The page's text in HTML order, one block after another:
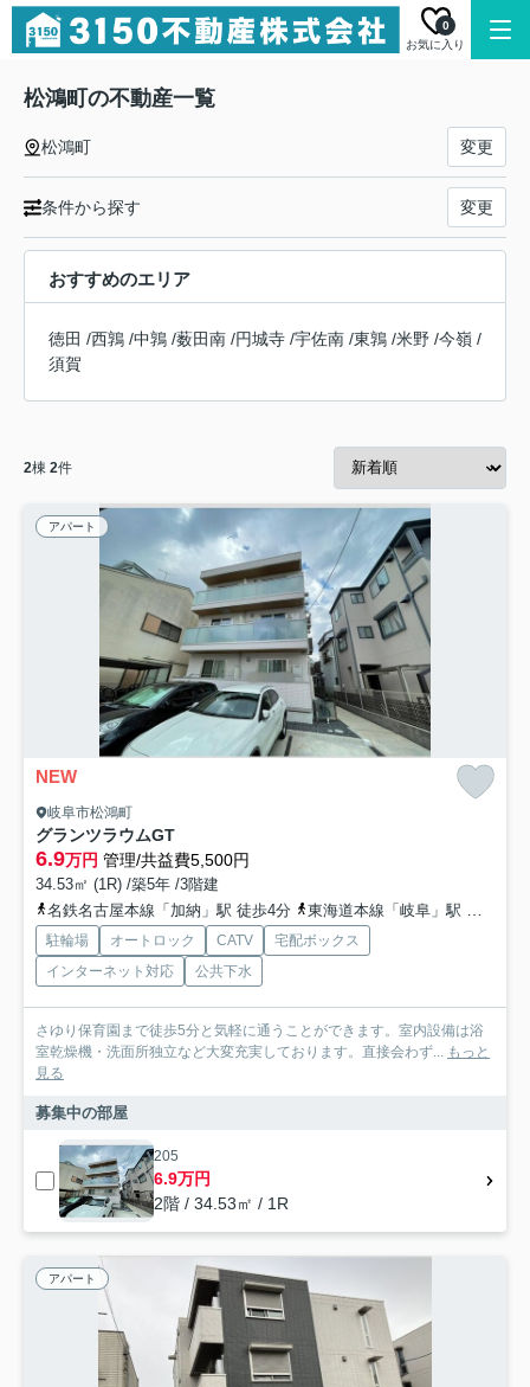
お気に入り
0
松鴻町の不動産一覧
松鴻町 変更
条件から探す 変更
おすすめのエリア
徳田 /西鶉 /中鶉 /薮田南 /円城寺 /宇佐南 /東鶉 /米野 /今嶺 /
須賀
2棟 2件
アパート
NEW
岐阜市松鴻町
グランツラウムGT
6.9万円 管理/共益費5,500円
34.53㎡ (1R) /築5年 /3階建
名鉄名古屋本線「加納」駅 徒歩4分
東海道本線「岐阜」駅 徒歩12分
駐輪場 オートロック CATV
宅配ボックス
インターネット対応
公共下水
さゆり保育園まで徒歩5分と気軽に通うことができます。室内設備は浴
室乾燥機・洗面所独立など大変充実しております。直接会わず... もっと
見る
募集中の部屋
205
6.9万円
2階 / 34.53㎡ / 1R
アパート